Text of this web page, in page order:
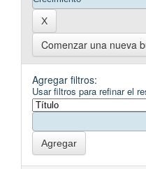
Comenzar una nueva
Agregar filtros:
Usar filtros para refinar el